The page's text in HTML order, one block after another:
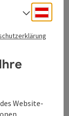
verschiedene
Gebäude von
sich auch die
Website-